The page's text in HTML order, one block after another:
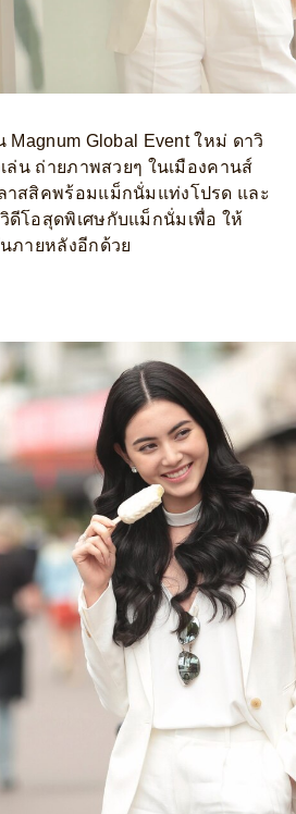
Global Event ใหม่ ดาวิ
ล่น ถ่ายภาพสวยๆ ในเมืองคานส์
าสสิคพร้อมแม็กนั่มแท่งโปรด และ
ดีโอสุดพิเศษกับแม็กนั่มเพื่อ ให้
ภายหลังอีกด้วย